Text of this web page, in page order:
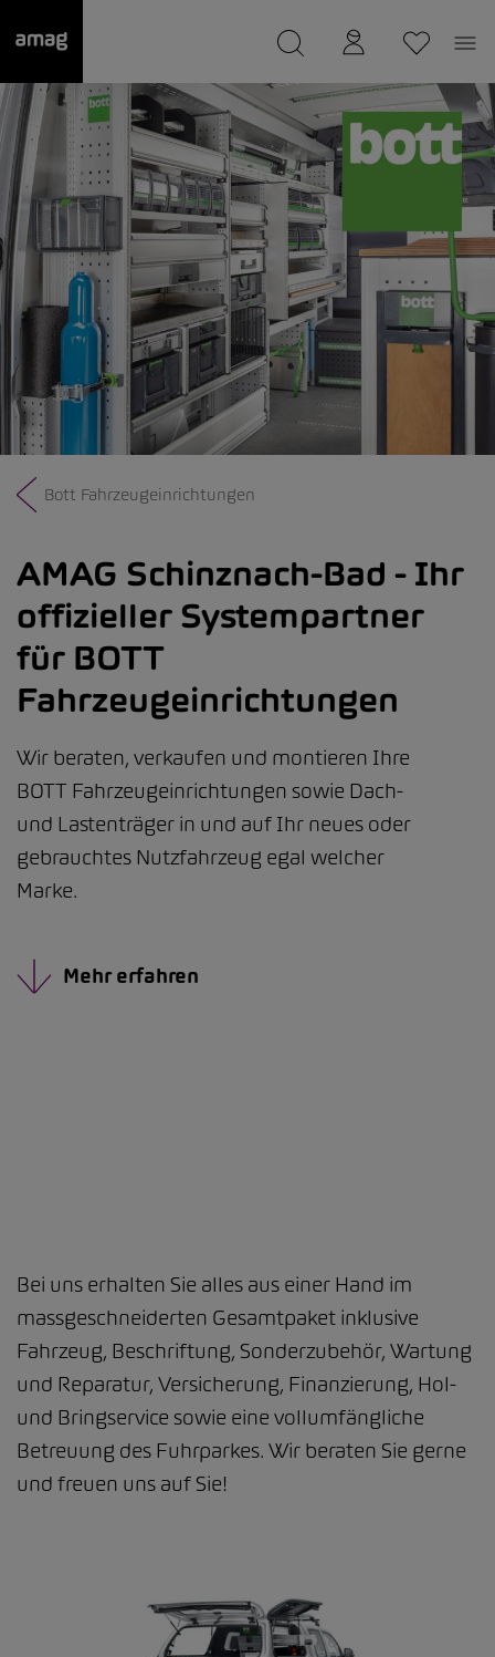
wurde als Ihre Garage gespeichert.
Bott Fahrzeugeinrichtungen
AMAG Schinznach-Bad - Ihr
offizieller Systempartner
für BOTT
Fahrzeugeinrichtungen
Wir beraten, verkaufen und montieren Ihre
BOTT Fahrzeugeinrichtungen sowie Dach-
und Lastenträger in und auf Ihr neues oder
gebrauchtes Nutzfahrzeug egal welcher
Marke.
Mehr erfahren
Bei uns erhalten Sie alles aus einer Hand im
massgeschneiderten Gesamtpaket inklusive
Fahrzeug, Beschriftung, Sonderzubehör, Wartung
und Reparatur, Versicherung, Finanzierung, Hol-
und Bringservice sowie eine vollumfängliche
Betreuung des Fuhrparkes. Wir beraten Sie gerne
und freuen uns auf Sie!